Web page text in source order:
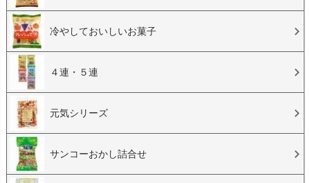
冷やしておいしいお菓子
４連・５連
元気シリーズ
サンコーおかし詰合せ